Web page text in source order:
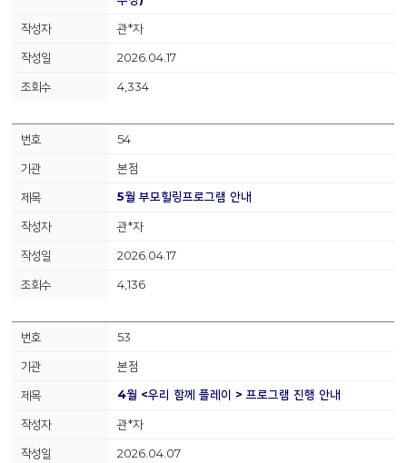
관*자
2026.04.17
4,334
54
본점
5월 부모힐링프로그램 안내
관*자
2026.04.17
4,136
53
본점
4월 <우리 함께 플레이 > 프로그램 진행 안내
관*자
2026.04.07